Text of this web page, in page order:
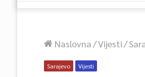
Naslovna/Vijesti/
Sarajevo Vijesti